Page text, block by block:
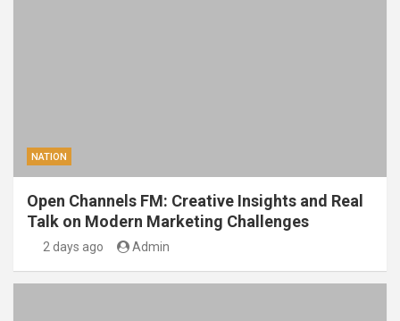
NATION
Open Channels FM: Creative Insights and Real
Talk on Modern Marketing Challenges
2 days ago Admin